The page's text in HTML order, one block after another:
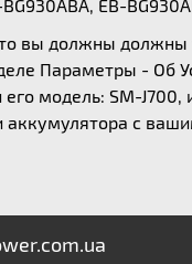
EB-
вы должны должны
Параметры - Об
модель: SM-J700,
аккумулятора с